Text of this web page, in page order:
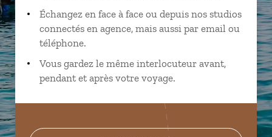
Échangez en face à face ou depuis nos studios
connectés en agence, mais aussi par email ou
téléphone.
Vous gardez le même interlocuteur avant,
pendant et après votre voyage.